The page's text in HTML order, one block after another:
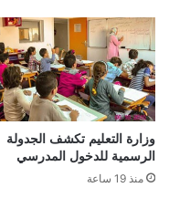
وزارة التعليم تكشف الجدولة
الرسمية للدخول المدرسي
منذ 19 ساعة